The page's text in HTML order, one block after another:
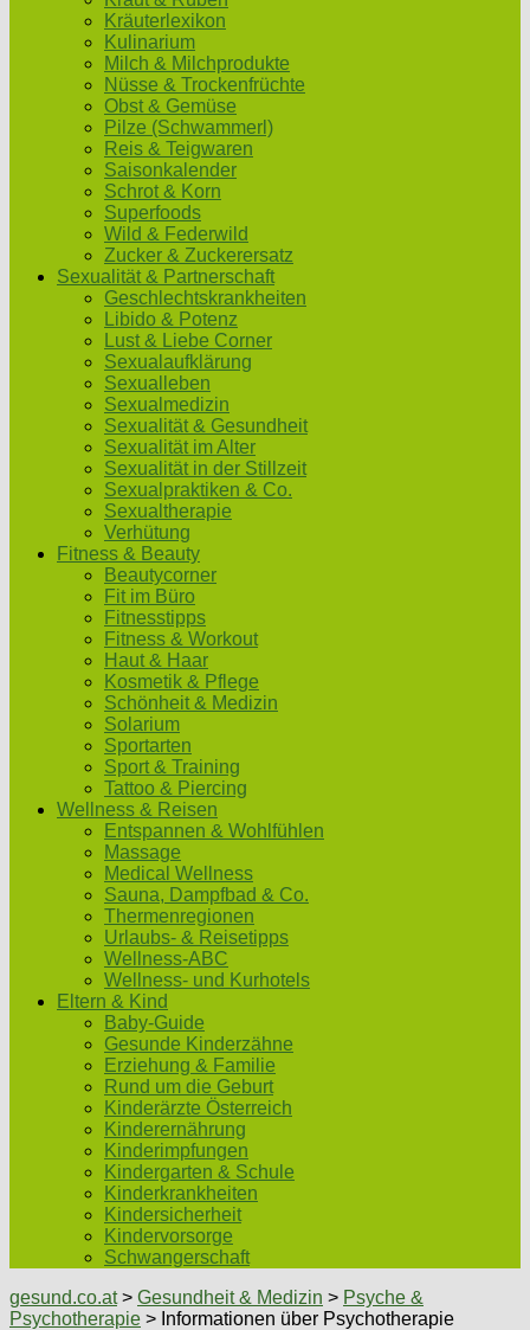
Kräuterlexikon
Kulinarium
Milch & Milchprodukte
Nüsse & Trockenfrüchte
Obst & Gemüse
Pilze (Schwammerl)
Reis & Teigwaren
Saisonkalender
Schrot & Korn
Superfoods
Wild & Federwild
Zucker & Zuckerersatz
Sexualität & Partnerschaft
Geschlechtskrankheiten
Libido & Potenz
Lust & Liebe Corner
Sexualaufklärung
Sexualleben
Sexualmedizin
Sexualität & Gesundheit
Sexualität im Alter
Sexualität in der Stillzeit
Sexualpraktiken & Co.
Sexualtherapie
Verhütung
Fitness & Beauty
Beautycorner
Fit im Büro
Fitnesstipps
Fitness & Workout
Haut & Haar
Kosmetik & Pflege
Schönheit & Medizin
Solarium
Sportarten
Sport & Training
Tattoo & Piercing
Wellness & Reisen
Entspannen & Wohlfühlen
Massage
Medical Wellness
Sauna, Dampfbad & Co.
Thermenregionen
Urlaubs- & Reisetipps
Wellness-ABC
Wellness- und Kurhotels
Eltern & Kind
Baby-Guide
Gesunde Kinderzähne
Erziehung & Familie
Rund um die Geburt
Kinderärzte Österreich
Kinderernährung
Kinderimpfungen
Kindergarten & Schule
Kinderkrankheiten
Kindersicherheit
Kindervorsorge
Schwangerschaft
gesund.co.at> Gesundheit & Medizin > Psyche &
Psychotherapie > Informationen über Psychotherapie